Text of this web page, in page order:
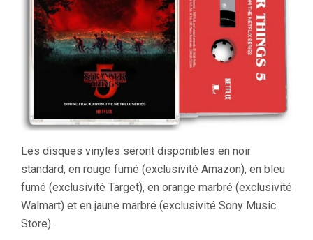
Les disques vinyles seront disponibles en noir
standard, en rouge fumé (exclusivité Amazon), en bleu
fumé (exclusivité Target), en orange marbré (exclusivité
Walmart) et en jaune marbré (exclusivité Sony Music
Store).